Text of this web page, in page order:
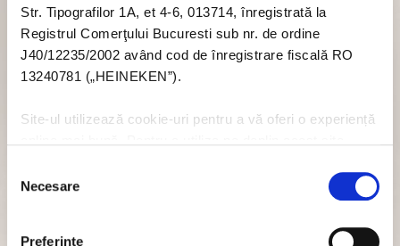
Str. Tipografilor 1A, et 4-6, 013714, înregistrată la
Registrul Comerţului Bucuresti sub nr. de ordine
J40/12235/2002 având cod de înregistrare fiscală RO
13240781 („HEINEKEN”).
Site-ul utilizează cookie-uri pentru a vă oferi o experiență
acceptați cookie-uri în legătură cu utilizarea acestui site
nu trebuie să acceptați cookie-uri prin intermediul banner-
ului pop-up, sau puteți să dezactivați cookie-urile - dar
consimțământului
Necesare
Preferinţe